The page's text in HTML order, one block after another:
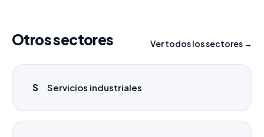
Otros sectores Ver todos los sectores →
S Servicios industriales